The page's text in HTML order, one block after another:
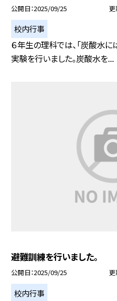
公開日 2025/09/25 更
校内行事
６年生の理科では、「炭酸水に
実験を行いました。炭酸水を...
避難訓練を行いました。
公開日 2025/09/25 更
校内行事